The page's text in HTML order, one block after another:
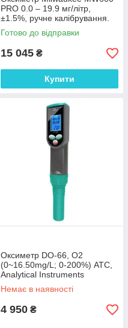
PRO 0.0 – 19.9 мг/літр,
±1.5%, ручне калібрування.
Угорщина
Готово до відправки
15 045 ₴
Купити
Оксиметр DO-66, О2
(0~16.50mg/L; 0-200%) АТС,
Analytical Instruments
Немає в наявності
4 950 ₴